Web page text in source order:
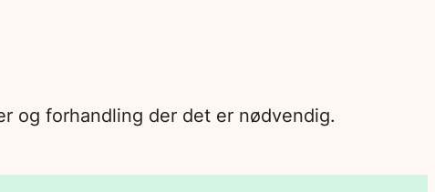
og forhandling der det er nødvendig.